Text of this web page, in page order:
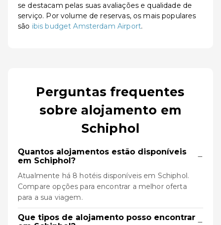
se destacam pelas suas avaliações e qualidade de
serviço. Por volume de reservas, os mais populares
são ibis budget Amsterdam Airport.
Perguntas frequentes
sobre alojamento em
Schiphol
Quantos alojamentos estão disponíveis
em Schiphol?
−
Atualmente há 8 hotéis disponíveis em Schiphol.
Compare opções para encontrar a melhor oferta
para a sua viagem.
Que tipos de alojamento posso encontrar −